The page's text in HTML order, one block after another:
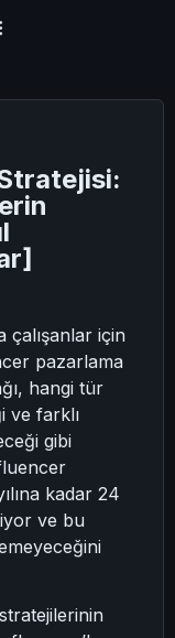
çalışanlar için
pazarlama
hangi tür
ve farklı
gibi
kadar 24
ve bu